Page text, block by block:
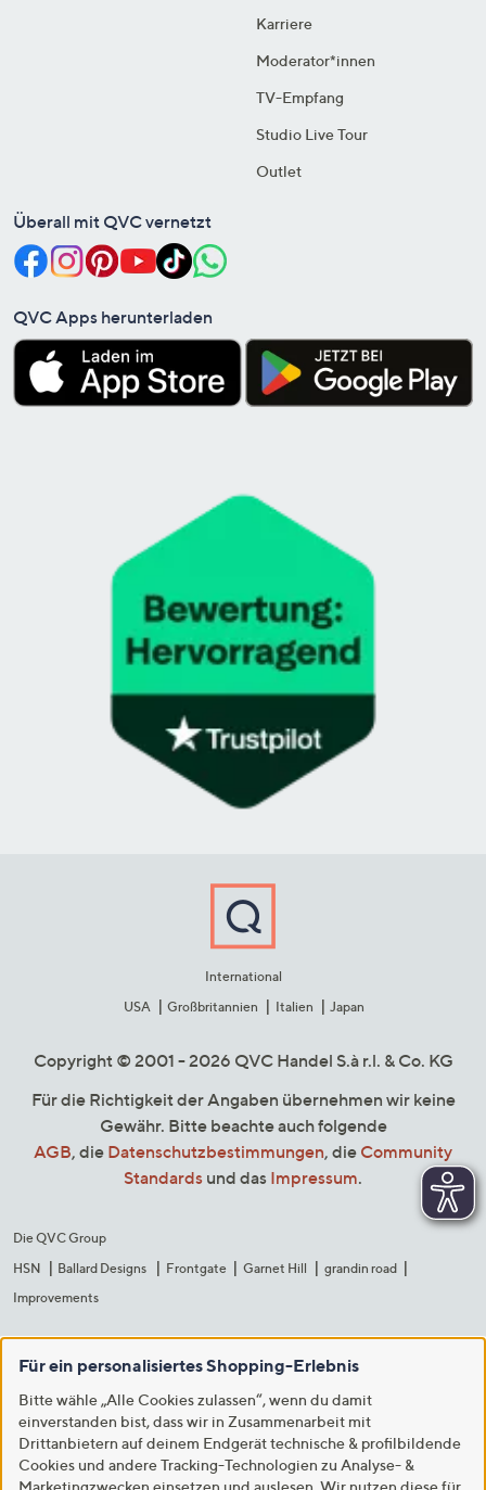
Karriere
Moderator*innen
TV-Empfang
Studio Live Tour
Outlet
Überall mit QVC vernetzt
QVC Apps herunterladen
International
USA
Großbritannien Italien Japan
Copyright © 2001 - 2026 QVC Handel S.à r.l. & Co. KG
Für die Richtigkeit der Angaben übernehmen wir keine
Gewähr. Bitte beachte auch folgende
AGB, die Datenschutzbestimmungen, die Community
Standards und das Impressum.
Die QVC Group
HSN
Ballard Designs Frontgate Garnet Hill
grandin road
Improvements
Für ein personalisiertes Shopping-Erlebnis
Bitte wähle „Alle Cookies zulassen“, wenn du damit
einverstanden bist, dass wir in Zusammenarbeit mit
Drittanbietern auf deinem Endgerät technische & profilbildende
Cookies und andere Tracking-Technologien zu Analyse- &
Marketingzwecken einsetzen und auslesen. Wir nutzen diese für